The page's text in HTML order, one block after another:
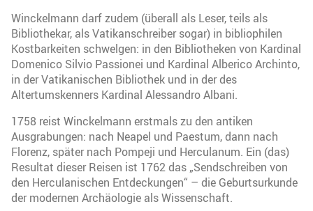
Winckelmann darf zudem (überall als Leser, teils als
Bibliothekar, als Vatikanschreiber sogar) in bibliophilen
Kostbarkeiten schwelgen: in den Bibliotheken von Kardinal
Domenico Silvio Passionei und Kardinal Alberico Archinto,
in der Vatikanischen Bibliothek und in der des
Altertumskenners Kardinal Alessandro Albani.
1758 reist Winckelmann erstmals zu den antiken
Ausgrabungen: nach Neapel und Paestum, dann nach
Florenz, später nach Pompeji und Herculanum. Ein (das)
Resultat dieser Reisen ist 1762 das „Sendschreiben von
den Herculanischen Entdeckungen“ – die Geburtsurkunde
der modernen Archäologie als Wissenschaft.